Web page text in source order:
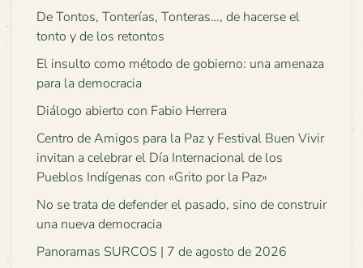
De Tontos, Tonterías, Tonteras…, de hacerse el
tonto y de los retontos
El insulto como método de gobierno: una amenaza
para la democracia
Diálogo abierto con Fabio Herrera
Centro de Amigos para la Paz y Festival Buen Vivir
invitan a celebrar el Día Internacional de los
Pueblos Indígenas con «Grito por la Paz»
No se trata de defender el pasado, sino de construir
una nueva democracia
Panoramas SURCOS | 7 de agosto de 2026